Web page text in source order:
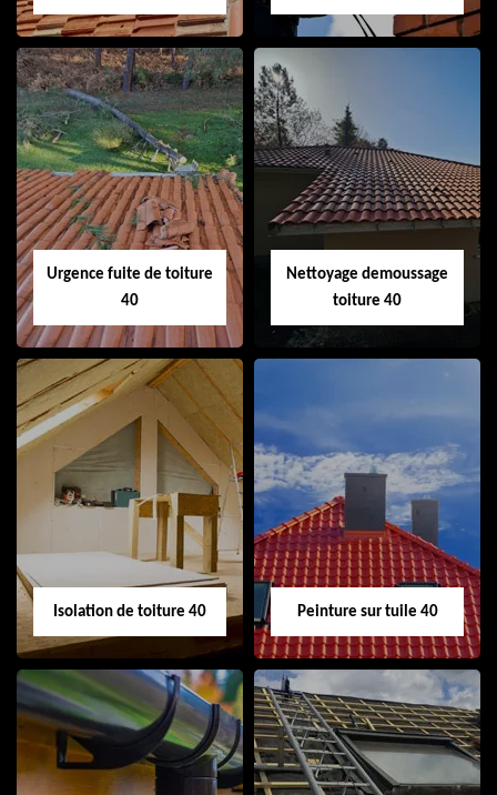
Couvreur 40
Ramonage de
cheminée 40
Urgence fuite de toiture
40
Urgence fuite de
toiture 40
Nettoyage demoussage
toiture 40
Nettoyage
demoussage
toiture 40
Isolation de toiture 40
Isolation de toiture
Peinture sur tuile 40
Peinture sur tuile